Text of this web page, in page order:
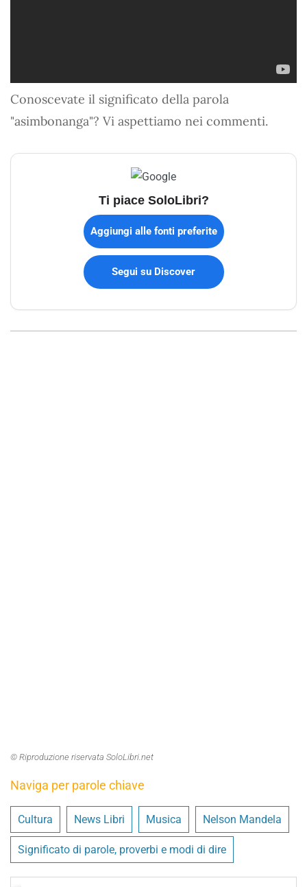
Conoscevate il significato della parola
"asimbonanga"? Vi aspettiamo nei commenti.
Ti piace SoloLibri?
Aggiungi alle fonti preferite
Segui su Discover
© Riproduzione riservata SoloLibri.net
Naviga per parole chiave
Cultura News Libri Musica Nelson Mandela
Significato di parole, proverbi e modi di dire